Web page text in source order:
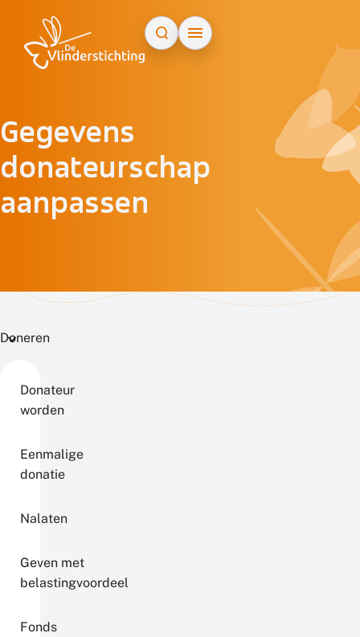
Gegevens
donateurschap
aanpassen
Doneren
Donateur
worden
Eenmalige
donatie
Nalaten
Geven met
belastingvoordeel
Fonds